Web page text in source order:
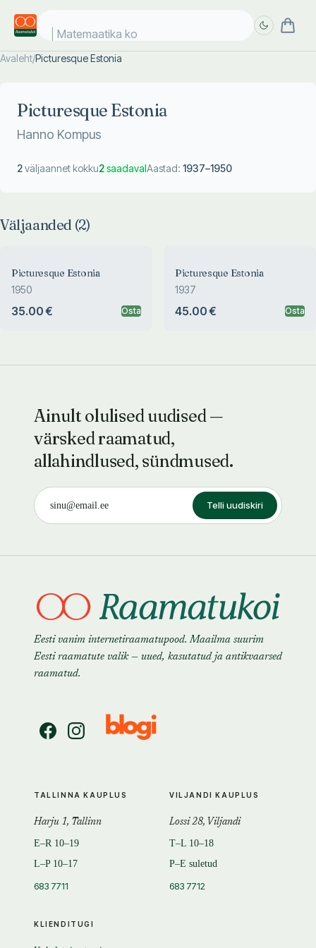
Matemaatika kos
Avaleht/Picturesque Estonia
Picturesque Estonia
Hanno Kompus
2väljaannet kokku2saadavalAastad: 1937–1950
Väljaanded (2)
Picturesque Estonia
1950
35.00 € Osta
Picturesque Estonia
1937
45.00 € Osta
Ainult olulised uudised —
värsked raamatud,
allahindlused, sündmused.
Telli uudiskiri
Eesti vanim internetiraamatupood. Maailma suurim
Eesti raamatute valik — uued, kasutatud ja antikvaarsed
raamatud.
KLIENDITUGI
TALLINNA KAUPLUS
Harju 1, Tallinn
E–R 10–19
L–P 10–17
683 7711
VILJANDI KAUPLUS
Lossi 28, Viljandi
T–L 10–18
P–E suletud
683 7712